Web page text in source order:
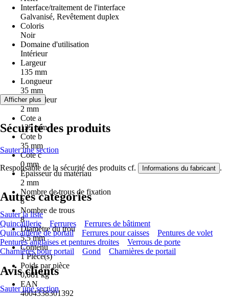
Interface/traitement de l'interface
Galvanisé, Revêtement duplex
Coloris
Noir
Domaine d'utilisation
Intérieur
Largeur
135 mm
Longueur
35 mm
Profondeur
2 mm
Cote a
135 mm
Cote b
35 mm
Cote c
0 mm
Épaisseur du matériau
2 mm
Nombre de trous de fixation
8
Nombre de trous
8
Diamètre du trou
5,5 mm
Contenu
1 Pièce(s)
Poids par pièce
0,081 kg
EAN
4004338301392
Afficher plus
Sécurité des produits
Sauter une section
Responsable de la sécurité des produits cf. Informations du fabricant .
Autres catégories
Sauter la liste
Quincaillerie
Ferrures
Ferrures de bâtiment
Quincaillerie de portail
Ferrures pour caisses
Pentures de volet
Pentures anglaises et pentures droites
Verrous de porte
Charnières pour portail
Gond Charnières de portail
Avis clients
Sauter une section